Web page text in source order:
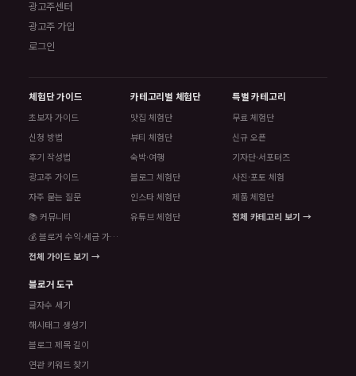
광고주센터
광고주 가입
로그인
체험단 가이드
초보자 가이드
신청 방법
후기 작성법
광고주 가이드
자주 묻는 질문
📚 커뮤니티
💰 블로거 수익·세금 가이드
전체 가이드 보기 →
카테고리별 체험단
맛집 체험단
뷰티 체험단
숙박·여행
블로그 체험단
인스타 체험단
유튜브 체험단
특별 카테고리
무료 체험단
신규 오픈
기자단·서포터즈
사진·포토 체험
제품 체험단
전체 카테고리 보기 →
블로거 도구
글자수 세기
해시태그 생성기
블로그 제목 길이
연관 키워드 찾기